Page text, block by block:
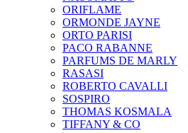
ORIFLAME
ORMONDE JAYNE
ORTO PARISI
PACO RABANNE
PARFUMS DE MARLY
RASASI
ROBERTO CAVALLI
SOSPIRO
THOMAS KOSMALA
TIFFANY & CO